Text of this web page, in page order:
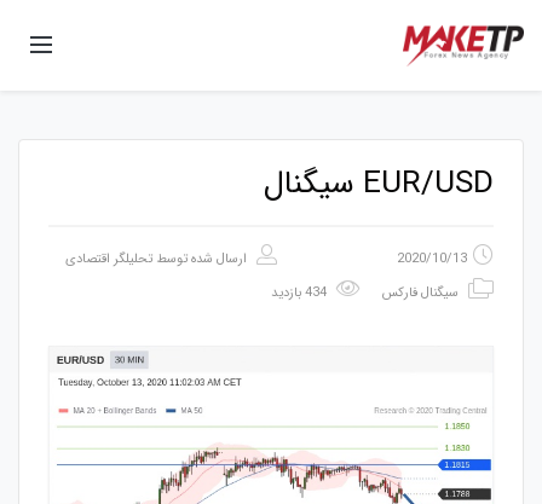
EUR/USD سیگنال
2020/10/13 ارسال شده توسط تحلیلگر اقتصادی
سیگنال فارکس